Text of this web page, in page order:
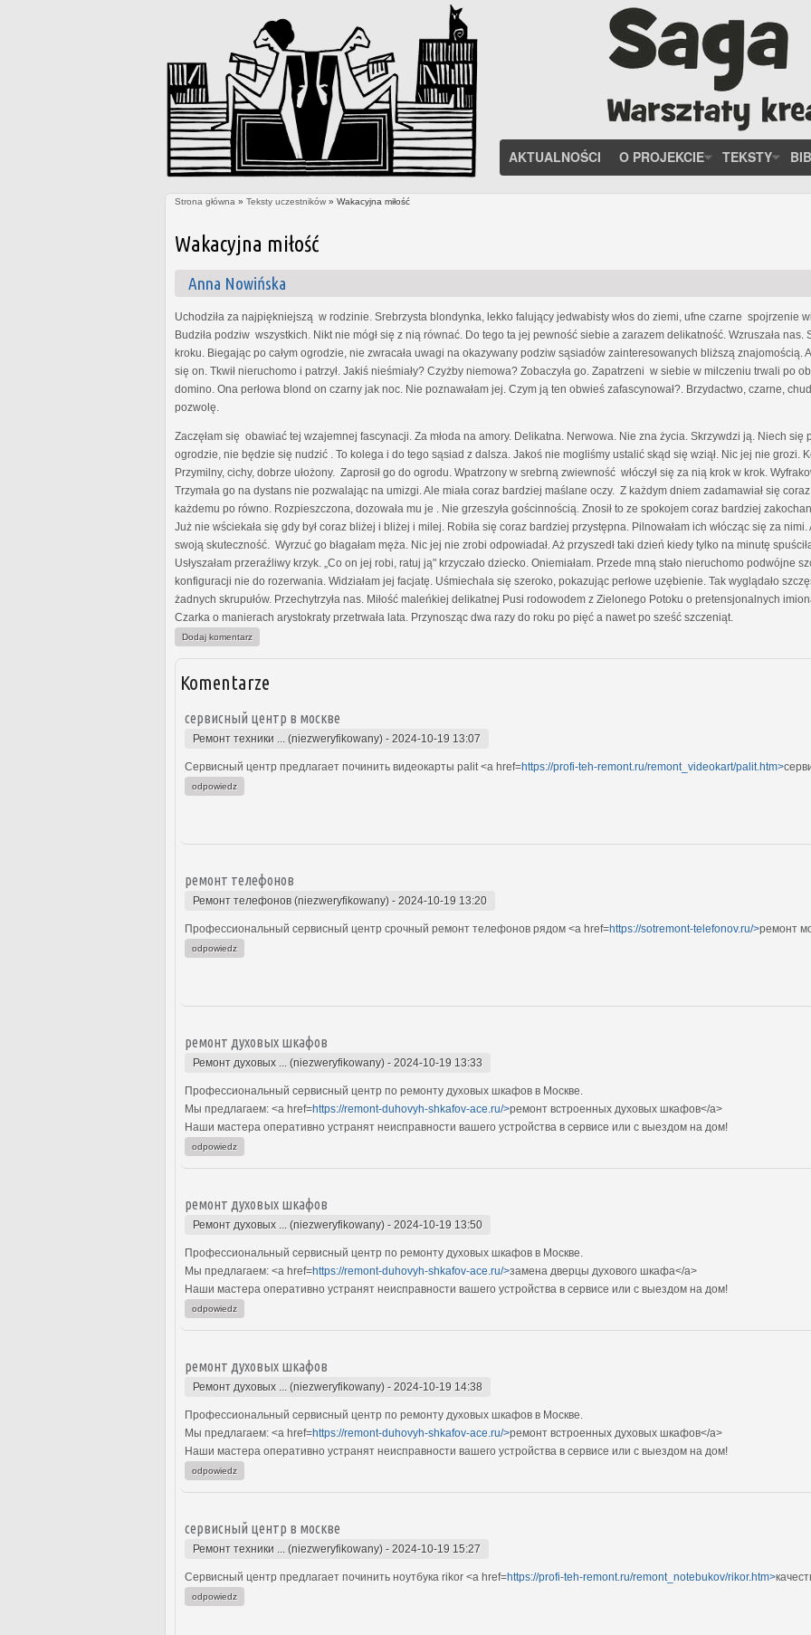
AKTUALNOŚCI O PROJEKCIE TEKSTY
Strona główna » Teksty uczestników » Wakacyjna miłość
Wakacyjna miłość
Anna Nowińska
Uchodziła za najpiękniejszą w rodzinie. Srebrzysta blondynka, lekko falujący jedwabisty włos do ziemi, ufne czarne spojrzenie
Budziła podziw wszystkich. Nikt nie mógł się z nią równać. Do tego ta jej pewność siebie a zarazem delikatność. Wzruszała
kroku. Biegając po całym ogrodzie, nie zwracała uwagi na okazywany podziw sąsiadów zainteresowanych bliższą znajomością.
się on. Tkwił nieruchomo i patrzył. Jakiś nieśmiały? Czyżby niemowa? Zobaczyła go. Zapatrzeni w siebie w milczeniu trwali po
domino. Ona perłowa blond on czarny jak noc. Nie poznawałam jej. Czym ją ten obwieś zafascynował?. Brzydactwo, czarne,
pozwolę.
Zaczęłam się obawiać tej wzajemnej fascynacji. Za młoda na amory. Delikatna. Nerwowa. Nie zna życia. Skrzywdzi ją. Niech
ogrodzie, nie będzie się nudzić . To kolega i do tego sąsiad z dalsza. Jakoś nie mogliśmy ustalić skąd się wziął. Nic jej nie grozi.
Przymilny, cichy, dobrze ułożony. Zaprosił go do ogrodu. Wpatrzony w srebrną zwiewność włóczył się za nią krok w krok.
Trzymała go na dystans nie pozwalając na umizgi. Ale miała coraz bardziej maślane oczy. Z każdym dniem zadamawiał się
każdemu po równo. Rozpieszczona, dozowała mu je . Nie grzeszyła gościnnością. Znosił to ze spokojem coraz bardziej
Już nie wściekała się gdy był coraz bliżej i bliżej i milej. Robiła się coraz bardziej przystępna. Pilnowałam ich włócząc się za
swoją skuteczność. Wyrzuć go błagałam męża. Nic jej nie zrobi odpowiadał. Aż przyszedł taki dzień kiedy tylko na minutę
Usłyszałam przeraźliwy krzyk. „Co on jej robi, ratuj ją" krzyczało dziecko. Oniemiałam. Przede mną stało nieruchomo podwójne
konfiguracji nie do rozerwania. Widziałam jej facjatę. Uśmiechała się szeroko, pokazując perłowe uzębienie. Tak wyglądało
żadnych skrupułów. Przechytrzyła nas. Miłość maleńkiej delikatnej Pusi rodowodem z Zielonego Potoku o pretensjonalnych
Czarka o manierach arystokraty przetrwała lata. Przynosząc dwa razy do roku po pięć a nawet po sześć szczeniąt.
Dodaj komentarz
Komentarze
сервисный центр в москве
Ремонт техники ... (niezweryfikowany) - 2024-10-19 13:07
Сервисный центр предлагает починить видеокарты palit <a href=https://profi-teh-remont.ru/remont_videokart/palit.htm>
odpowiedz
ремонт телефонов
Ремонт телефонов (niezweryfikowany) - 2024-10-19 13:20
Профессиональный сервисный центр срочный ремонт телефонов рядом <a href=https://sotremont-telefonov.ru/>ремонт
odpowiedz
ремонт духовых шкафов
Ремонт духовых ... (niezweryfikowany) - 2024-10-19 13:33
Профессиональный сервисный центр по ремонту духовых шкафов в Москве.
Мы предлагаем: <a href=https://remont-duhovyh-shkafov-ace.ru/>ремонт встроенных духовых шкафов</a>
Наши мастера оперативно устранят неисправности вашего устройства в сервисе или с выездом на дом!
odpowiedz
ремонт духовых шкафов
Ремонт духовых ... (niezweryfikowany) - 2024-10-19 13:50
Профессиональный сервисный центр по ремонту духовых шкафов в Москве.
Мы предлагаем: <a href=https://remont-duhovyh-shkafov-ace.ru/>замена дверцы духового шкафа</a>
Наши мастера оперативно устранят неисправности вашего устройства в сервисе или с выездом на дом!
odpowiedz
ремонт духовых шкафов
Ремонт духовых ... (niezweryfikowany) - 2024-10-19 14:38
Профессиональный сервисный центр по ремонту духовых шкафов в Москве.
Мы предлагаем: <a href=https://remont-duhovyh-shkafov-ace.ru/>ремонт встроенных духовых шкафов</a>
Наши мастера оперативно устранят неисправности вашего устройства в сервисе или с выездом на дом!
odpowiedz
сервисный центр в москве
Ремонт техники ... (niezweryfikowany) - 2024-10-19 15:27
Сервисный центр предлагает починить ноутбука rikor <a href=https://profi-teh-remont.ru/remont_notebukov/rikor.htm>
odpowiedz